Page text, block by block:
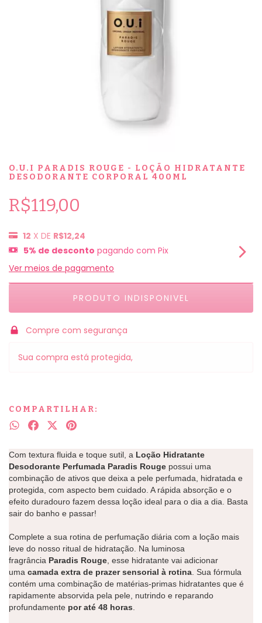
O.U.I PARADIS ROUGE - LOÇÃO HIDRATANTE
DESODORANTE CORPORAL 400ML
R$119,00
12 X DE R$12,24
5% de desconto pagando com Pix
Ver meios de pagamento
Compre com segurança
Sua compra está protegida,
COMPARTILHAR:
Com textura fluida e toque sutil, a Loção Hidratante
Desodorante Perfumada Paradis Rouge possui uma
combinação de ativos que deixa a pele perfumada, hidratada e
protegida, com aspecto bem cuidado. A rápida absorção e o
efeito duradouro fazem dessa loção ideal para o dia a dia. Basta
sair do banho e passar!
Complete a sua rotina de perfumação diária com a loção mais
leve do nosso ritual de hidratação. Na luminosa
fragrância Paradis Rouge , esse hidratante vai adicionar
uma camada extra de prazer sensorial à rotina . Sua fórmula
contém uma combinação de matérias-primas hidratantes que é
rapidamente absorvida pela pele, nutrindo e reparando
profundamente por até 48 horas